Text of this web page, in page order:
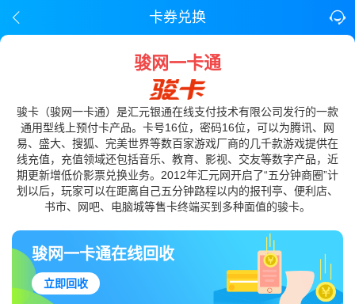
卡券兑换
骏网一卡通
骏卡（骏网一卡通）是汇元银通在线支付技术有限公司发行的一款
通用型线上预付卡产品。卡号16位，密码16位，可以为腾讯、网
易、盛大、搜狐、完美世界等数百家游戏厂商的几千款游戏提供在
线充值，充值领域还包括音乐、教育、影视、交友等数字产品，近
期更新增低价影票兑换业务。2012年汇元网开启了“五分钟商圈”计
划以后，玩家可以在距离自己五分钟路程以内的报刊亭、便利店、
书市、网吧、电脑城等售卡终端买到多种面值的骏卡。
骏网一卡通在线回收
立即回收